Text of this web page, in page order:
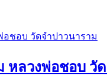
หลวงพ่อชอบ วั